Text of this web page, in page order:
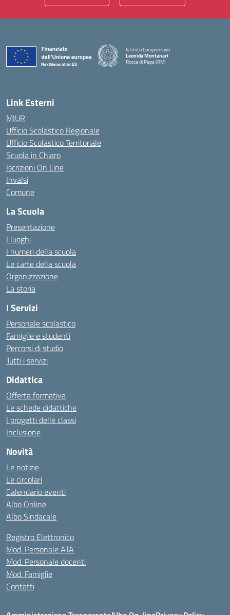
Istituto Comprensivo
Leonida Montanari
Rocca di Papa (RM)
— Visita la pagina iniziale della scuola
Link Esterni
MIUR
Ufficio Scolastico Regionale
Ufficio Scolastico Territoriale
Scuola in Chiaro
Iscrizioni On Line
Invalsi
Comune
La Scuola
Presentazione
I luoghi
I numeri della scuola
Le carte della scuola
Organizzazione
La storia
I Servizi
Personale scolastico
Famiglie e studenti
Percorsi di studio
Tutti i servizi
Didattica
Offerta formativa
Le schede didattiche
I progetti delle classi
Inclusione
Novità
Le notizie
Le circolari
Calendario eventi
Albo Online
Albo Sindacale
Registro Elettronico
Mod. Personale ATA
Mod. Personale docenti
Mod. Famiglie
Contatti